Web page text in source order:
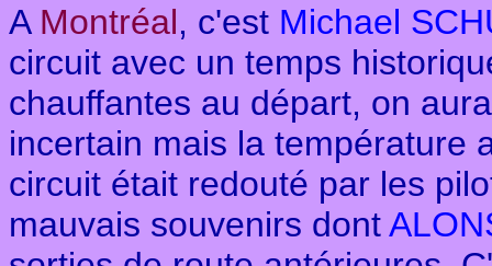
A Montréal, c'est Michael
circuit avec un temps
chauffantes au départ, on
incertain mais la température
circuit était redouté par les
mauvais souvenirs dont